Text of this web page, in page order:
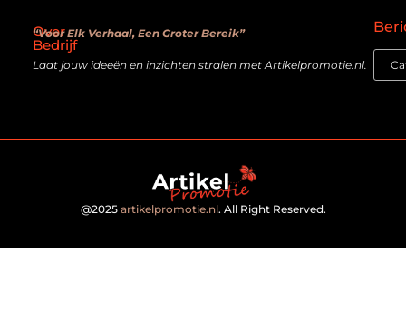
Over
Bedrijf
“Voor Elk Verhaal, Een Groter Bereik”
Laat jouw ideeën en inzichten stralen met Artikelpromotie.nl.
@2025 artikelpromotie.nl. All Right Reserved.